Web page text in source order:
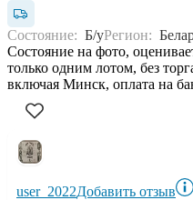
Состояние: Б/уРегион:
Состояние на фото,
только одним лотом, без
включая Минск, оплата на
user_2022Добавить отзыв